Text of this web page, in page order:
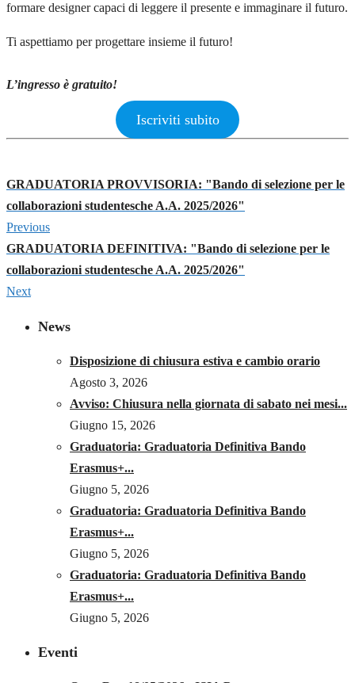
formare designer capaci di leggere il presente e immaginare il futuro.
Ti aspettiamo per progettare insieme il futuro!
L’ingresso è gratuito!
Iscriviti subito
GRADUATORIA PROVVISORIA: "Bando di selezione per le
collaborazioni studentesche A.A. 2025/2026"
Previous
GRADUATORIA DEFINITIVA: "Bando di selezione per le
collaborazioni studentesche A.A. 2025/2026"
Next
News
Disposizione di chiusura estiva e cambio orario
Agosto 3, 2026
Avviso: Chiusura nella giornata di sabato nei mesi...
Giugno 15, 2026
Graduatoria: Graduatoria Definitiva Bando
Erasmus+...
Giugno 5, 2026
Graduatoria: Graduatoria Definitiva Bando
Erasmus+...
Giugno 5, 2026
Graduatoria: Graduatoria Definitiva Bando
Erasmus+...
Giugno 5, 2026
Eventi